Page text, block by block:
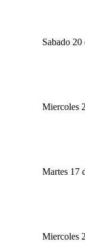
Sabado
Miercoles
Martes 17
Miercoles